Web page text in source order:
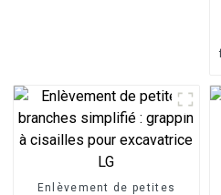
Enlèvement de petites